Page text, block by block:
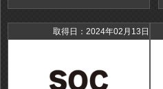
取得日：2024年02月13日